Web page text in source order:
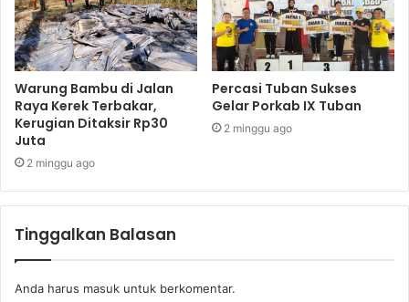
Warung Bambu di Jalan
Raya Kerek Terbakar,
Kerugian Ditaksir Rp30
Juta
2 minggu ago
Percasi Tuban Sukses
Gelar Porkab IX Tuban
2 minggu ago
Tinggalkan Balasan
Anda harus masuk untuk berkomentar.